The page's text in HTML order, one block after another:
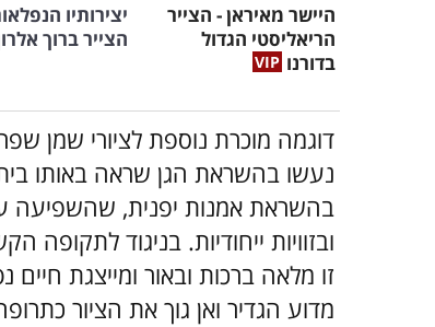
היישר מאיראן - הצייר
הריאליסטי הגדול
בדורנו
יצירותיו
הצייר ברוך
נעשו בהשראת הגן שראה באותו בית
בהשראת אמנות יפנית, שהשפיעה
ובזוויות ייחודיות. בניגוד
זו מלאה ברכות ובאור ומייצגת חיים
מדוע הגדיר ואן גוך את הציור